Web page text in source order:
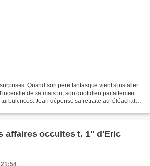
Quand son père fantasque vient s'installer
de sa maison, son quotidien parfaitement
Jean dépense sa retraite au téléachat,
affaires occultes t. 1" d'Eric
21:54